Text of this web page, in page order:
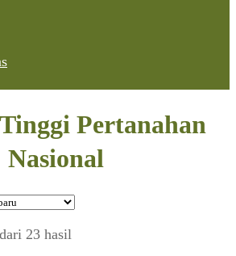
Pertanahan
Nasional
23 hasil